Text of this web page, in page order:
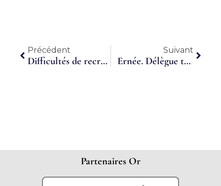
Précédent
Précédent
Difficultés de recrutement : Connaissez-vous le travail à temps partagé ?
Suivant
Ernée. Délègue ton admin’ propose de soulager les entreprises
Partenaires Or